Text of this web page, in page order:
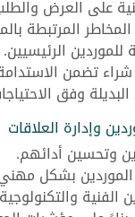
على العرض
المرتبطة
للموردين الرئيسيين.
تضمن
وفق
وإدارة العلاقات
وتحسين أدائهم.
الموردين بشكل
الفنية